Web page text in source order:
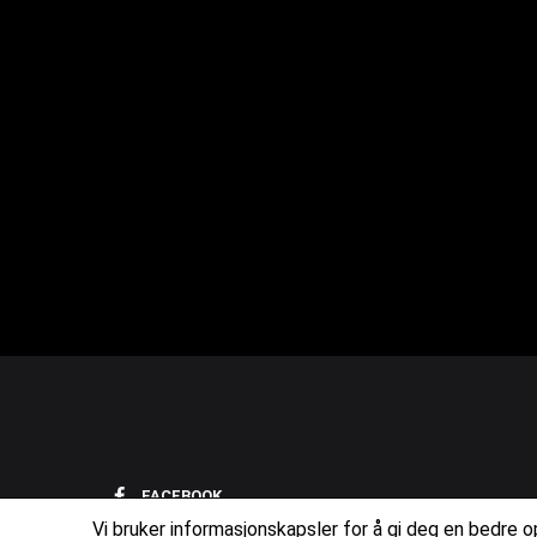
Vi bruker informasjonskapsler for å gi deg en
FACEBOOK
INSTAGRAM